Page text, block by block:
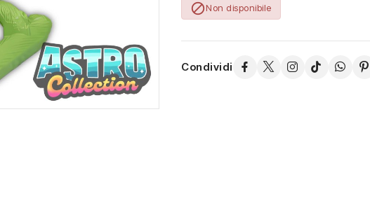
Non disponibile
Condividi